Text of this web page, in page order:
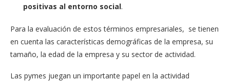
positivas al entorno social.
Para la evaluación de estos términos empresariales, se tienen
en cuenta las características demográficas de la empresa, su
tamaño, la edad de la empresa y su sector de actividad.
Las pymes juegan un importante papel en la actividad